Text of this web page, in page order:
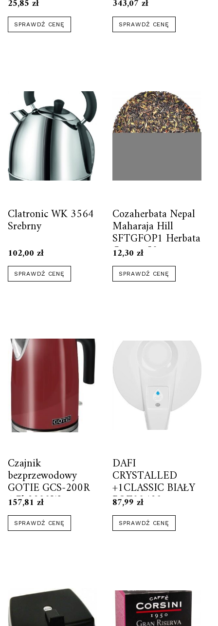
25,85 zł
SPRAWDŹ CENĘ
343,07zł
SPRAWDŹ CENĘ
Clatronic WK 3564
Srebrny
102,00 zł
SPRAWDŹ CENĘ
Cozaherbata Nepal
Maharaja Hill
SFTGFOP1 Herbata
Czarna 50g
12,30zł
SPRAWDŹ CENĘ
Czajnik
bezprzewodowy
GOTIE GCS-200R
1,7l 2200W
157,81 zł
SPRAWDŹ CENĘ
DAFI
CRYSTALLED
+1CLASSIC BIAŁY
POZ00423
87,99zł
SPRAWDŹ CENĘ